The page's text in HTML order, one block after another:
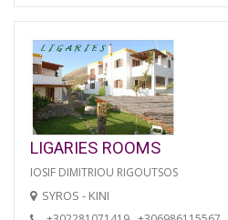
LIGARIES ROOMS
IOSIF DIMITRIOU RIGOUTSOS
SYROS - KINI